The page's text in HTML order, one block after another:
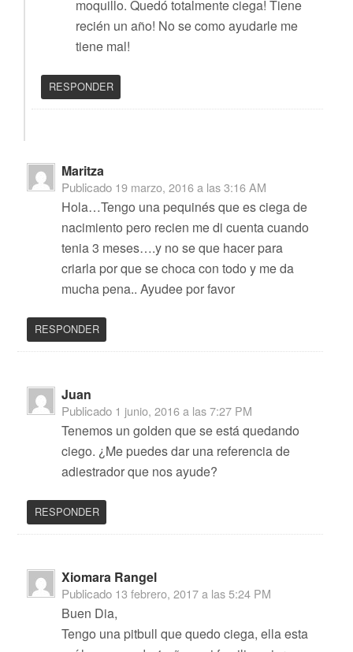
moquillo. Quedó totalmente ciega! Tiene
recién un año! No se como ayudarle me
tiene mal!
RESPONDER
Maritza
Publicado 19 marzo, 2016 a las 3:16 AM
Hola…Tengo una pequinés que es ciega de
nacimiento pero recien me di cuenta cuando
tenia 3 meses….y no se que hacer para
criarla por que se choca con todo y me da
mucha pena.. Ayudee por favor
RESPONDER
Juan
Publicado 1 junio, 2016 a las 7:27 PM
Tenemos un golden que se está quedando
ciego. ¿Me puedes dar una referencia de
adiestrador que nos ayude?
RESPONDER
Xiomara Rangel
Publicado 13 febrero, 2017 a las 5:24 PM
Buen Dia,
Tengo una pitbull que quedo ciega, ella esta